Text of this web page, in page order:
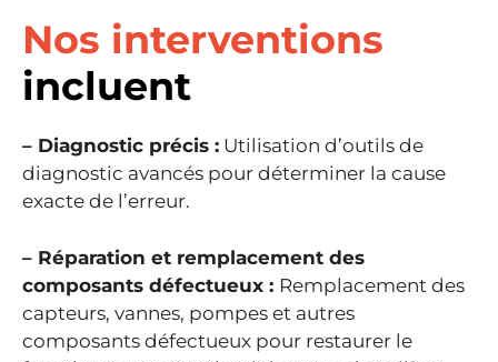
Nos interventions
incluent
– Diagnostic précis : Utilisation d’outils de
diagnostic avancés pour déterminer la cause
exacte de l’erreur.
– Réparation et remplacement des
composants défectueux : Remplacement des
capteurs, vannes, pompes et autres
composants défectueux pour restaurer le